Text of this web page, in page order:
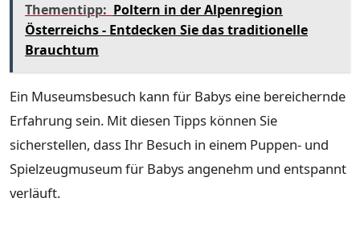
Thementipp: Poltern in der Alpenregion
Österreichs - Entdecken Sie das traditionelle
Brauchtum
Ein Museumsbesuch kann für Babys eine bereichernde
Erfahrung sein. Mit diesen Tipps können Sie
sicherstellen, dass Ihr Besuch in einem Puppen- und
Spielzeugmuseum für Babys angenehm und entspannt
verläuft.